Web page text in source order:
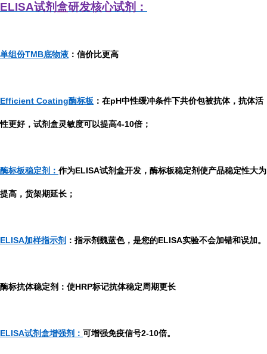
ELISA试剂盒研发核心试剂：
单组份TMB底物液 ：信价比更高
Efficient Coating酶标板 ：在pH中性缓冲条件下共价包被抗体，抗体活
性更好，试剂盒灵敏度可以提高4-10倍；
酶标板稳定剂： 作为ELISA试剂盒开发，酶标板稳定剂使产品稳定性大为
提高，货架期延长；
ELISA加样指示剂 ：指示剂魏蓝色，是您的ELISA实验不会加错和误加。
酶标抗体稳定剂：使HRP标记抗体稳定周期更长
ELISA试剂盒增强剂： 可增强免疫信号2-10倍。